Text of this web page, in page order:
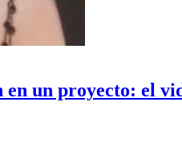
en un proyecto: el